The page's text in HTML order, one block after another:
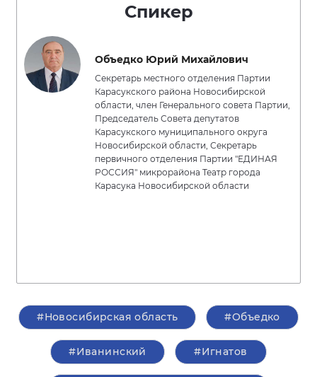
Спикер
Объедко Юрий Михайлович
Секретарь местного отделения Партии
Карасукского района Новосибирской
области, член Генерального совета Партии,
Председатель Совета депутатов
Карасукского муниципального округа
Новосибирской области, Секретарь
первичного отделения Партии "ЕДИНАЯ
РОССИЯ" микрорайона Театр города
Карасука Новосибирской области
#Новосибирская область #Объедко
#Иванинский #Игнатов